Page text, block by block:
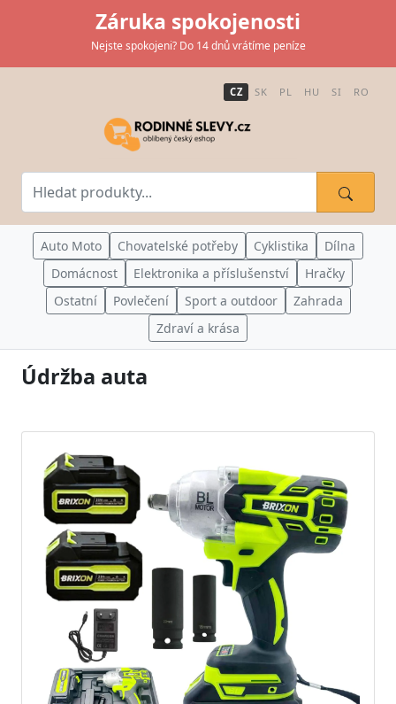
Záruka spokojenosti
Nejste spokojeni? Do 14 dnů vrátíme peníze
CZ SK PL HU SI RO
Auto Moto Chovatelské potřeby Cyklistika
Dílna
Domácnost
Elektronika a příslušenství
Hračky
Ostatní
Povlečení Sport a outdoor
Zahrada
Zdraví a krása
Údržba auta